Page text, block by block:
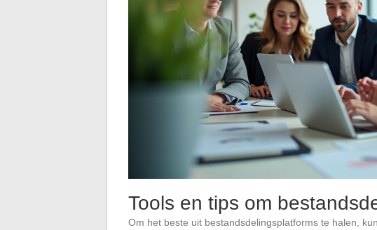
Tools en tips om
Om het beste uit bestandsdelingsplatforms te halen,